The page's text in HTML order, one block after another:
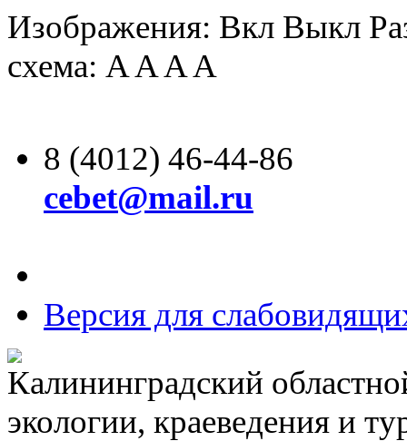
Изображения: Вкл Выкл
схема: AAAA
8 (4012) 46-44-86
cebet@mail.ru
Версия для
Калининградский
экологии, краеведения и